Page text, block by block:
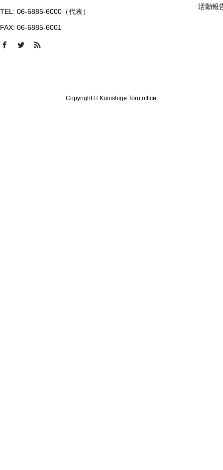
TEL: 06-6885-6000（代表）
FAX: 06-6885-6001
活動報
Copyright © Kunishige Toru office.